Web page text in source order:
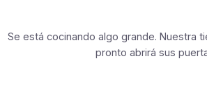
Se está cocinando algo grande. Nuestra
pronto abrirá sus